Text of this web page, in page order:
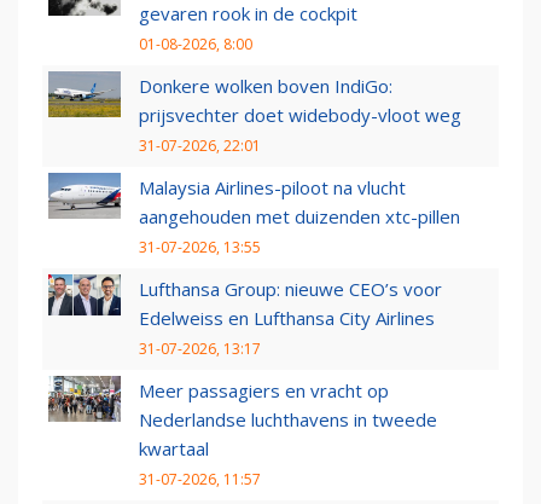
gevaren rook in de cockpit
01-08-2026, 8:00
Donkere wolken boven IndiGo:
prijsvechter doet widebody-vloot weg
31-07-2026, 22:01
Malaysia Airlines-piloot na vlucht
aangehouden met duizenden xtc-pillen
31-07-2026, 13:55
Lufthansa Group: nieuwe CEO’s voor
Edelweiss en Lufthansa City Airlines
31-07-2026, 13:17
Meer passagiers en vracht op
Nederlandse luchthavens in tweede
kwartaal
31-07-2026, 11:57